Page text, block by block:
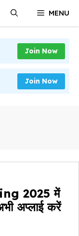
MENU
Join Now
Join Now
2025 में
अप्लाई करें